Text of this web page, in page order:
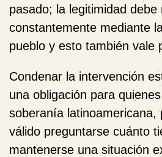
pasado; la legitimidad debe
constantemente mediante
pueblo y esto también vale
Condenar la intervención
una obligación para
soberanía latinoamericana,
válido preguntarse cuánto
mantenerse una situación